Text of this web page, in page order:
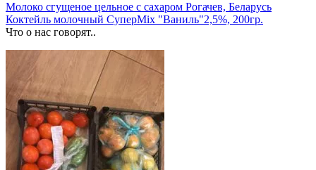
Молоко сгущеное цельное с сахаром Рогачев, Беларусь
Коктейль молочный СуперMix "Ваниль"2,5%, 200гр.
Что о нас говорят..